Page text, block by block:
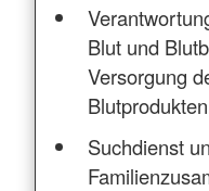
Blut und
Versorgung
Suchdienst